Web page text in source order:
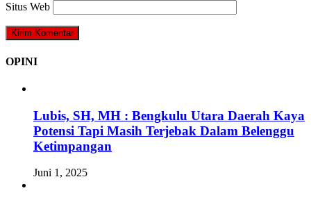
Situs Web
OPINI
Lubis, SH, MH : Bengkulu Utara Daerah Kaya
Potensi Tapi Masih Terjebak Dalam Belenggu
Ketimpangan
Juni 1, 2025